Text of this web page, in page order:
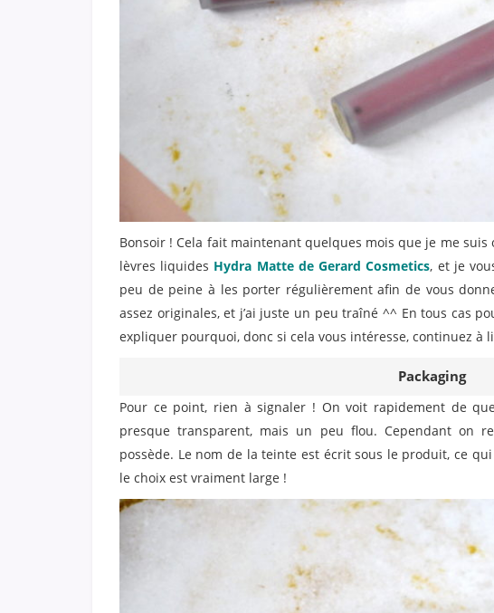
Bonsoir ! Cela fait maintenant quelques mois que je me
lèvres liquides Hydra Matte de Gerard Cosmetics, et je
peu de peine à les porter régulièrement afin de vous
assez originales, et j’ai juste un peu traîné ^^ En tous cas
expliquer pourquoi, donc si cela vous intéresse, continuez à
Packaging
Pour ce point, rien à signaler ! On voit rapidement de
presque transparent, mais un peu flou. Cependant on
possède. Le nom de la teinte est écrit sous le produit, ce
le choix est vraiment large !